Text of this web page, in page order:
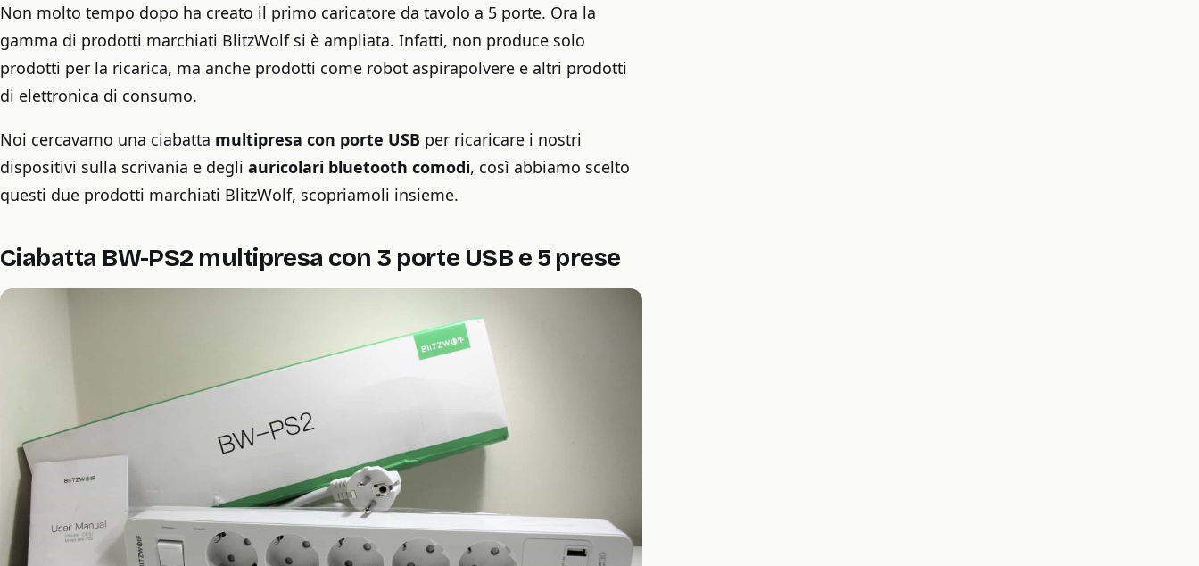
Non molto tempo dopo ha creato il primo caricatore da tavolo a 5 porte. Ora la
gamma di prodotti marchiati BlitzWolf si è ampliata. Infatti, non produce solo
prodotti per la ricarica, ma anche prodotti come robot aspirapolvere e altri prodotti
di elettronica di consumo.
Noi cercavamo una ciabatta multipresa con porte USB per ricaricare i nostri
dispositivi sulla scrivania e degli auricolari bluetooth comodi, così abbiamo scelto
questi due prodotti marchiati BlitzWolf, scopriamoli insieme.
Ciabatta BW-PS2 multipresa con 3 porte USB e 5 prese